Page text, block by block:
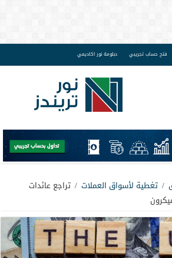
فتح حساب تجريبي دبلومة نور اكاديمي
/ تغطية لأسواق العملات / تراجع عائدات